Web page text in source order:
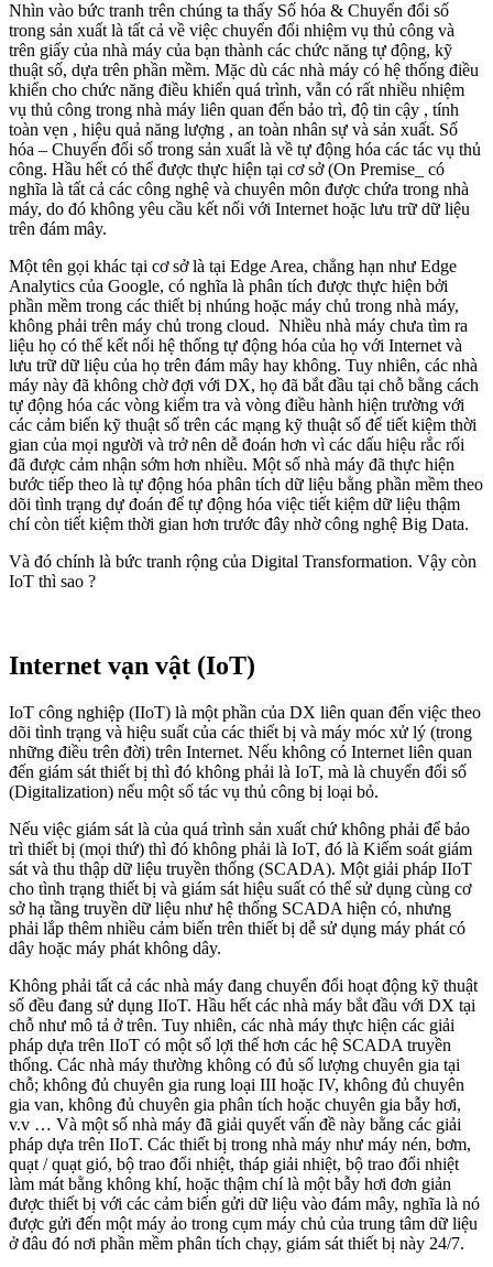
Nhìn vào bức tranh trên chúng ta thấy Số hóa & Chuyển đổi số
trong sản xuất là tất cả về việc chuyển đổi nhiệm vụ thủ công và
trên giấy của nhà máy của bạn thành các chức năng tự động, kỹ
thuật số, dựa trên phần mềm. Mặc dù các nhà máy có hệ thống điều
khiển cho chức năng điều khiển quá trình, vẫn có rất nhiều nhiệm
vụ thủ công trong nhà máy liên quan đến bảo trì, độ tin cậy , tính
toàn vẹn , hiệu quả năng lượng , an toàn nhân sự và sản xuất. Số
hóa – Chuyển đổi số trong sản xuất là về tự động hóa các tác vụ thủ
công. Hầu hết có thể được thực hiện tại cơ sở (On Premise_ có
nghĩa là tất cả các công nghệ và chuyên môn được chứa trong nhà
máy, do đó không yêu cầu kết nối với Internet hoặc lưu trữ dữ liệu
trên đám mây.
Một tên gọi khác tại cơ sở là tại Edge Area, chẳng hạn như Edge
Analytics của Google, có nghĩa là phân tích được thực hiện bởi
phần mềm trong các thiết bị nhúng hoặc máy chủ trong nhà máy,
không phải trên máy chủ trong cloud. Nhiều nhà máy chưa tìm ra
liệu họ có thể kết nối hệ thống tự động hóa của họ với Internet và
lưu trữ dữ liệu của họ trên đám mây hay không. Tuy nhiên, các nhà
máy này đã không chờ đợi với DX, họ đã bắt đầu tại chỗ bằng cách
tự động hóa các vòng kiểm tra và vòng điều hành hiện trường với
các cảm biến kỹ thuật số trên các mạng kỹ thuật số để tiết kiệm thời
gian của mọi người và trở nên dễ đoán hơn vì các dấu hiệu rắc rối
đã được cảm nhận sớm hơn nhiều. Một số nhà máy đã thực hiện
bước tiếp theo là tự động hóa phân tích dữ liệu bằng phần mềm theo
dõi tình trạng dự đoán để tự động hóa việc tiết kiệm dữ liệu thậm
chí còn tiết kiệm thời gian hơn trước đây nhờ công nghệ Big Data.
Và đó chính là bức tranh rộng của Digital Transformation. Vậy còn
IoT thì sao ?
Internet vạn vật (IoT)
IoT công nghiệp (IIoT) là một phần của DX liên quan đến việc theo
dõi tình trạng và hiệu suất của các thiết bị và máy móc xử lý (trong
những điều trên đời) trên Internet. Nếu không có Internet liên quan
đến giám sát thiết bị thì đó không phải là IoT, mà là chuyển đổi số
(Digitalization) nếu một số tác vụ thủ công bị loại bỏ.
Nếu việc giám sát là của quá trình sản xuất chứ không phải để bảo
trì thiết bị (mọi thứ) thì đó không phải là IoT, đó là Kiểm soát giám
sát và thu thập dữ liệu truyền thống (SCADA). Một giải pháp IIoT
cho tình trạng thiết bị và giám sát hiệu suất có thể sử dụng cùng cơ
sở hạ tầng truyền dữ liệu như hệ thống SCADA hiện có, nhưng
phải lắp thêm nhiều cảm biến trên thiết bị dễ sử dụng máy phát có
dây hoặc máy phát không dây.
Không phải tất cả các nhà máy đang chuyển đổi hoạt động kỹ thuật
số đều đang sử dụng IIoT. Hầu hết các nhà máy bắt đầu với DX tại
chỗ như mô tả ở trên. Tuy nhiên, các nhà máy thực hiện các giải
pháp dựa trên IIoT có một số lợi thế hơn các hệ SCADA truyền
thống. Các nhà máy thường không có đủ số lượng chuyên gia tại
chỗ; không đủ chuyên gia rung loại III hoặc IV, không đủ chuyên
gia van, không đủ chuyên gia phân tích hoặc chuyên gia bẫy hơi,
v.v … Và một số nhà máy đã giải quyết vấn đề này bằng các giải
pháp dựa trên IIoT. Các thiết bị trong nhà máy như máy nén, bơm,
quạt / quạt gió, bộ trao đổi nhiệt, tháp giải nhiệt, bộ trao đổi nhiệt
làm mát bằng không khí, hoặc thậm chí là một bẫy hơi đơn giản
được thiết bị với các cảm biến gửi dữ liệu vào đám mây, nghĩa là nó
được gửi đến một máy ảo trong cụm máy chủ của trung tâm dữ liệu
ở đâu đó nơi phần mềm phân tích chạy, giám sát thiết bị này 24/7.